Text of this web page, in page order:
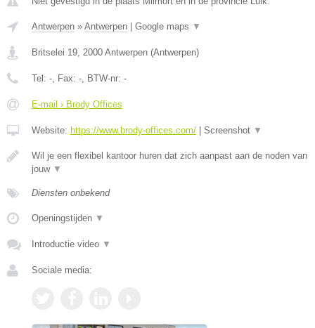
Antwerpen » Antwerpen Google maps ▼
Britselei 19, 2000 Antwerpen (Antwerpen)
Tel: -, Fax: -, BTW-nr: -
E-mail › Brody Offices
Website: https://www.brody-offices.com/ Screenshot ▼
Wil je een flexibel kantoor huren dat zich aanpast aan de noden van
jouw ▼
Diensten onbekend
Openingstijden ▼
Introductie video ▼
Sociale media: